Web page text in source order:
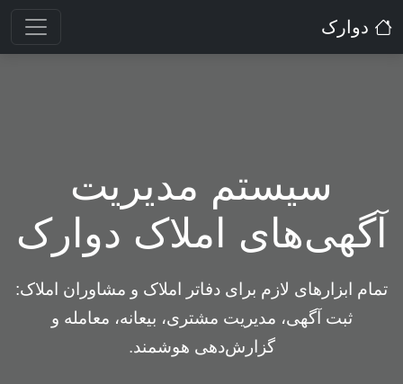
دوارک
سیستم مدیریت
آگهی‌های املاک دوارک
تمام ابزارهای لازم برای دفاتر املاک و مشاوران املاک:
ثبت آگهی، مدیریت مشتری، بیعانه، معامله و
گزارش‌دهی هوشمند.